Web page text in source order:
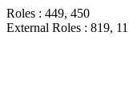
Roles : 449, 450
External Roles : 819,